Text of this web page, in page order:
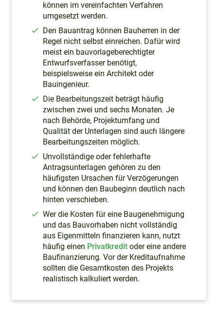
können im vereinfachten Verfahren
umgesetzt werden.
Den Bauantrag können Bauherren in der
Regel nicht selbst einreichen. Dafür wird
meist ein bauvorlageberechtigter
Entwurfsverfasser benötigt,
beispielsweise ein Architekt oder
Bauingenieur.
Die Bearbeitungszeit beträgt häufig
zwischen zwei und sechs Monaten. Je
nach Behörde, Projektumfang und
Qualität der Unterlagen sind auch längere
Bearbeitungszeiten möglich.
Unvollständige oder fehlerhafte
Antragsunterlagen gehören zu den
häufigsten Ursachen für Verzögerungen
und können den Baubeginn deutlich nach
hinten verschieben.
Wer die Kosten für eine Baugenehmigung
und das Bauvorhaben nicht vollständig
aus Eigenmitteln finanzieren kann, nutzt
häufig einen Privatkredit oder eine andere
Baufinanzierung. Vor der Kreditaufnahme
sollten die Gesamtkosten des Projekts
realistisch kalkuliert werden.